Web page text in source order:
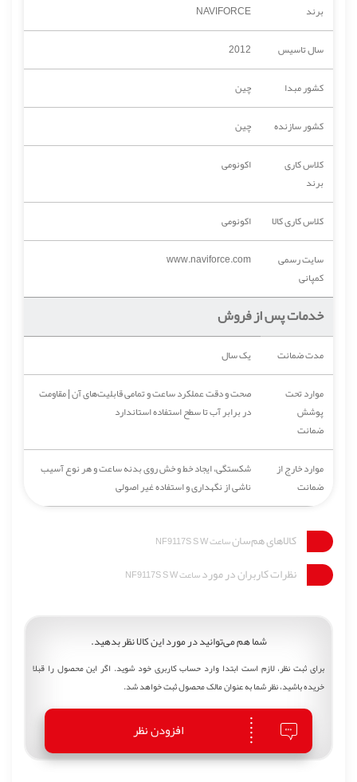
برند
NAVIFORCE
سال تاسیس
2012
کشور مبدا
چین
کشور سازنده
چین
کلاس کاری
برند
اکونومی
کلاس کاری کالا
اکونومی
سایت رسمی
کمپانی
www.naviforce.com
خدمات پس از فروش
مدت ضمانت
یک سال
موارد تحت
پوشش
ضمانت
صحت و دقت عملکرد ساعت و تمامی قابلیت‌های آن | مقاومت
در برابر آب تا سطح استفاده استاندارد
موارد خارج از
ضمانت
شکستگی، ایجاد خط و خش روی بدنه ساعت و هر نوع آسیب
ناشی از نگهداری و استفاده غیر اصولی
کالاهای هم‌سانساعت NF9117S S W
نظرات کاربران در موردساعت NF9117S S W
شما هم می‌توانید در مورد این کالا نظر بدهید.
برای ثبت نظر، لازم است ابتدا وارد حساب کاربری خود شوید. اگر این محصول را قبلا
خریده باشید، نظر شما به عنوان مالک محصول ثبت خواهد شد.
افزودن نظر